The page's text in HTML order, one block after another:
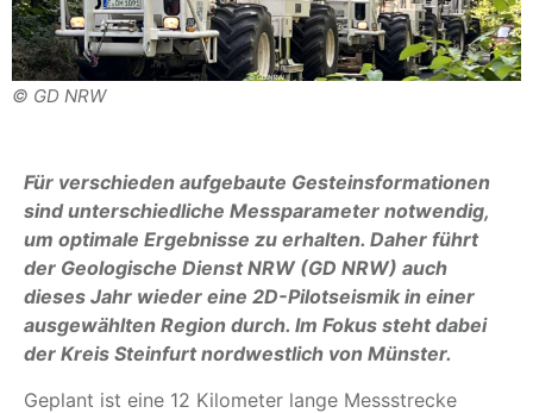
© GD NRW
Für verschieden aufgebaute Gesteinsformationen
sind unterschiedliche Messparameter notwendig,
um optimale Ergebnisse zu erhalten. Daher führt
der Geologische Dienst NRW (GD NRW) auch
dieses Jahr wieder eine 2D-Pilotseismik in einer
ausgewählten Region durch. Im Fokus steht dabei
der Kreis Steinfurt nordwestlich von Münster.
Geplant ist eine 12 Kilometer lange Messstrecke